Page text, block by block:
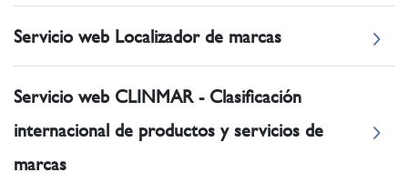
Servicio web Localizador de marcas
Servicio web CLINMAR - Clasificación
internacional de productos y servicios de
marcas